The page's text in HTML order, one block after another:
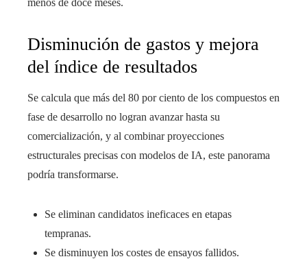
menos de doce meses.
Disminución de gastos y mejora
del índice de resultados
Se calcula que más del 80 por ciento de los compuestos en
fase de desarrollo no logran avanzar hasta su
comercialización, y al combinar proyecciones
estructurales precisas con modelos de IA, este panorama
podría transformarse.
Se eliminan candidatos ineficaces en etapas
tempranas.
Se disminuyen los costes de ensayos fallidos.